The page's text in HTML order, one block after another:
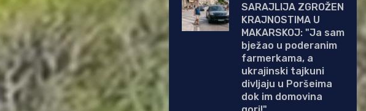
SARAJLIJA ZGROŽEN
KRAJNOSTIMA U
MAKARSKOJ: "Ja sam
bježao u poderanim
farmerkama, a
ukrajinski tajkuni
divljaju u Poršeima
dok im domovina